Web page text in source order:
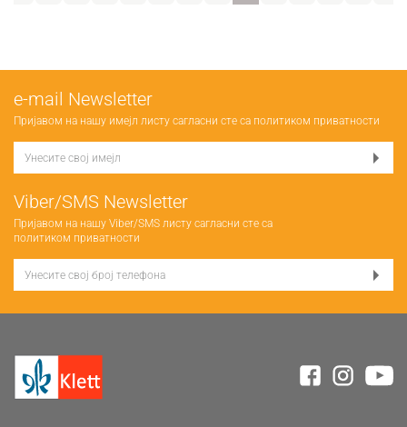
е-mail Newsletter
Пријавом на нашу имејл листу сагласни сте са политиком приватности
Viber/SMS Newsletter
Пријавом на нашу Viber/SMS листу сагласни сте са
политиком приватности